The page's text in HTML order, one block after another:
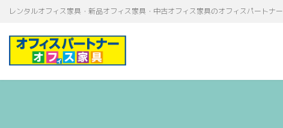
テ
ゲ
レンタルオフィス家具・新品オフィス家具・中古オフィス家具のオフィスパートナー